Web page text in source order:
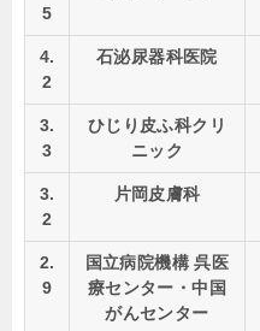
5
4.
2
石泌尿器科医院
3.
3
ひじり皮ふ科クリ
ニック
3.
2
片岡皮膚科
2.
9
国立病院機構 呉医
療センター・中国
がんセンター